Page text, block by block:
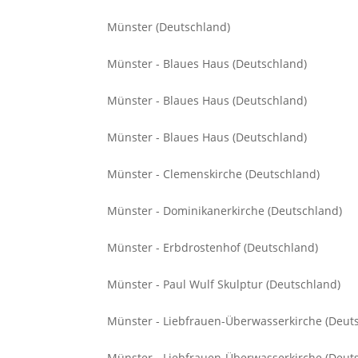
Münster (Deutschland)
Münster - Blaues Haus (Deutschland)
Münster - Blaues Haus (Deutschland)
Münster - Blaues Haus (Deutschland)
Münster - Clemenskirche (Deutschland)
Münster - Dominikanerkirche (Deutschland)
Münster - Erbdrostenhof (Deutschland)
Münster - Paul Wulf Skulptur (Deutschland)
Münster - Liebfrauen-Überwasserkirche